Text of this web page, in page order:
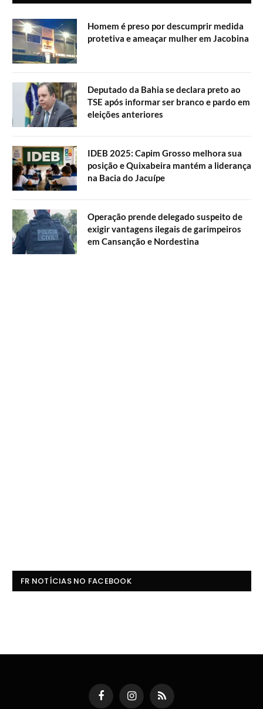
Homem é preso por descumprir medida
protetiva e ameaçar mulher em Jacobina
Deputado da Bahia se declara preto ao
TSE após informar ser branco e pardo em
eleições anteriores
IDEB 2025: Capim Grosso melhora sua
posição e Quixabeira mantém a liderança
na Bacia do Jacuípe
Operação prende delegado suspeito de
exigir vantagens ilegais de garimpeiros
em Cansanção e Nordestina
FR NOTÍCIAS NO FACEBOOK
FacebookInstagramRSS